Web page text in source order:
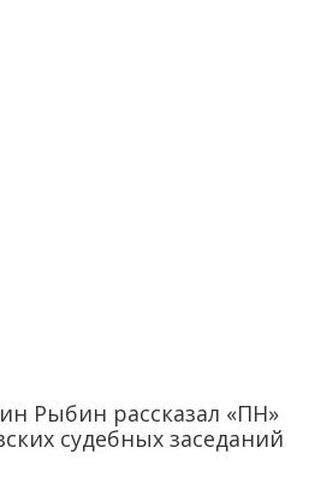
Рыбин рассказал «ПН»
судебных заседаний